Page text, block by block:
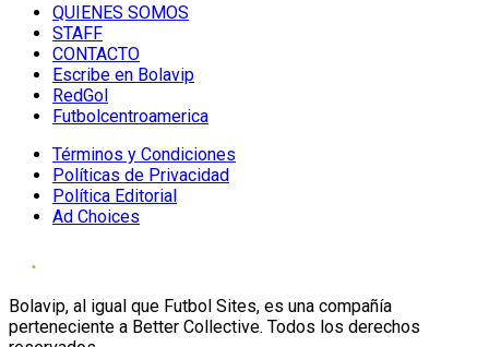
QUIENES SOMOS
STAFF
CONTACTO
Escribe en Bolavip
RedGol
Futbolcentroamerica
Términos y Condiciones
Políticas de Privacidad
Política Editorial
Ad Choices
Bolavip, al igual que Futbol Sites, es una compañía
perteneciente a Better Collective. Todos los derechos